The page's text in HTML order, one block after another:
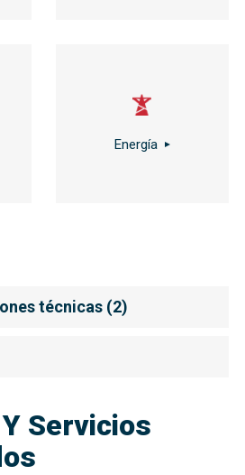
Energía
técnicas (2)
Servicios